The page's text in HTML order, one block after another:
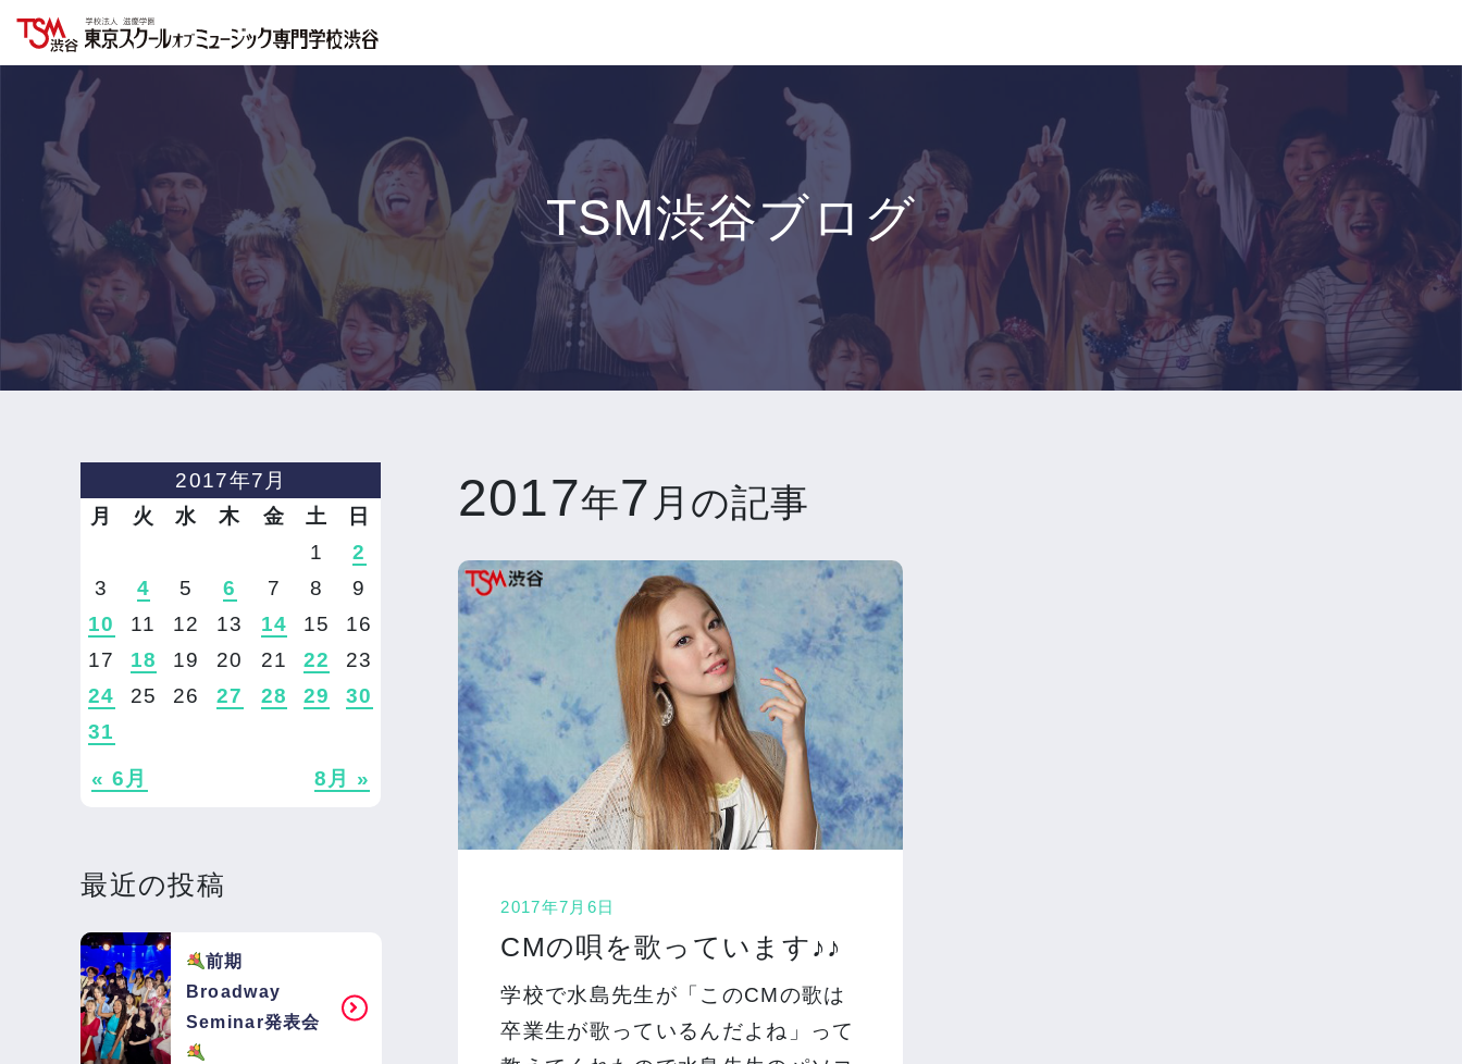
TSM渋谷ブログ
2017年7 月の記事
2017年7月6日
CMの唄を歌っています♪♪
学校で水島先生が「このCMの歌は
卒業生が歌っているんだよね」って
2017年7月
月
火 水 木 金 土 日
« 6月 8月 »
1
2
3
4 5 6 7 8
9
10
11 12 13 14 15
16
17
18 19 20 21 22
23
24
25 26 27 28 29
30
31
最近の投稿
前期
Broadway
Seminar発表会